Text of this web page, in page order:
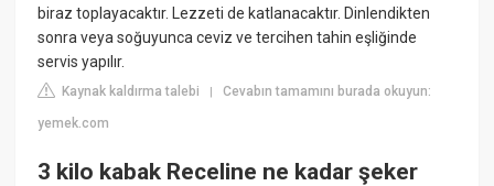
biraz toplayacaktır. Lezzeti de katlanacaktır. Dinlendikten
sonra veya soğuyunca ceviz ve tercihen tahin eşliğinde
servis yapılır.
Kaynak kaldırma talebi |Cevabın tamamını burada okuyun:
yemek.com
3 kilo kabak Receline ne kadar şeker